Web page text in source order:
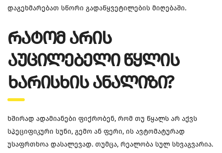
დაგეხმარებათ სწორი გადაწყვეტილების მიღებაში.
ᲠᲐᲢᲝᲛ ᲐᲠᲘᲡ
ᲐᲣᲪᲘᲚᲔᲑᲔᲚᲘ ᲬᲧᲚᲘᲡ
ᲮᲐᲠᲘᲡᲮᲘᲡ ᲐᲜᲐᲚᲘᲖᲘ?
ხშირად ადამიანები ფიქრობენ, რომ თუ წყალს არ აქვს
სპეციფიკური სუნი, გემო ან ფერი, ის ავტომატურად
უსაფრთხოა დასალევად. თუმცა, რეალობა სულ სხვაგვარია.